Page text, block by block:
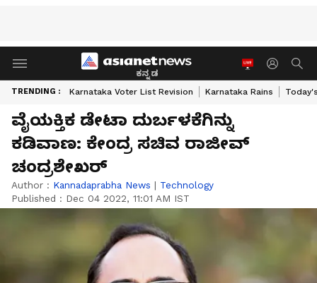
ಕನ್ನಡ
TRENDING : Karnataka Voter List Revision Karnataka Rains
ವೈಯಕ್ತಿಕ ಡೇಟಾ ದುರ್ಬಳಕೆಗಿನ್ನು
ಕಡಿವಾಣ: ಕೇಂದ್ರ ಸಚಿವ ರಾಜೀವ್‌
ಚಂದ್ರಶೇಖರ್‌
Author : Kannadaprabha News | Technology
Published : Dec 04 2022, 11:01 AM IST